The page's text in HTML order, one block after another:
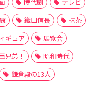
時代劇
テレビ
織田信長
抹茶
ギュア
展覧会
兄弟！
昭和時代
鎌倉殿の13人